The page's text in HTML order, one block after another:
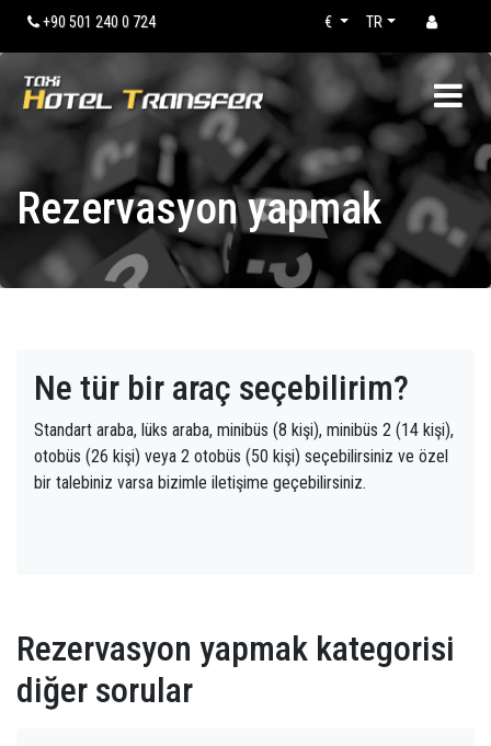
+90 501 240 0 724 TR
€
Rezervasyon yapmak
Ne tür bir araç seçebilirim?
Standart araba, lüks araba, minibüs (8 kişi), minibüs 2 (14 kişi),
otobüs (26 kişi) veya 2 otobüs (50 kişi) seçebilirsiniz ve özel
bir talebiniz varsa bizimle iletişime geçebilirsiniz.
Rezervasyon yapmak kategorisi
diğer sorular